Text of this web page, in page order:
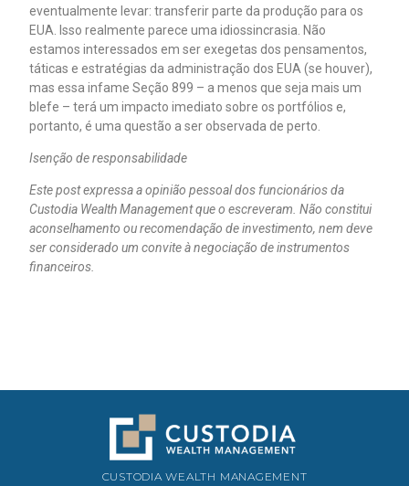
eventualmente levar: transferir parte da produção para os
EUA. Isso realmente parece uma idiossincrasia. Não
estamos interessados em ser exegetas dos pensamentos,
táticas e estratégias da administração dos EUA (se houver),
mas essa infame Seção 899 – a menos que seja mais um
blefe – terá um impacto imediato sobre os portfólios e,
portanto, é uma questão a ser observada de perto.
Isenção de responsabilidade
Este post expressa a opinião pessoal dos funcionários da
Custodia Wealth Management que o escreveram. Não constitui
aconselhamento ou recomendação de investimento, nem deve
ser considerado um convite à negociação de instrumentos
financeiros.
CUSTODIA WEALTH MANAGEMENT